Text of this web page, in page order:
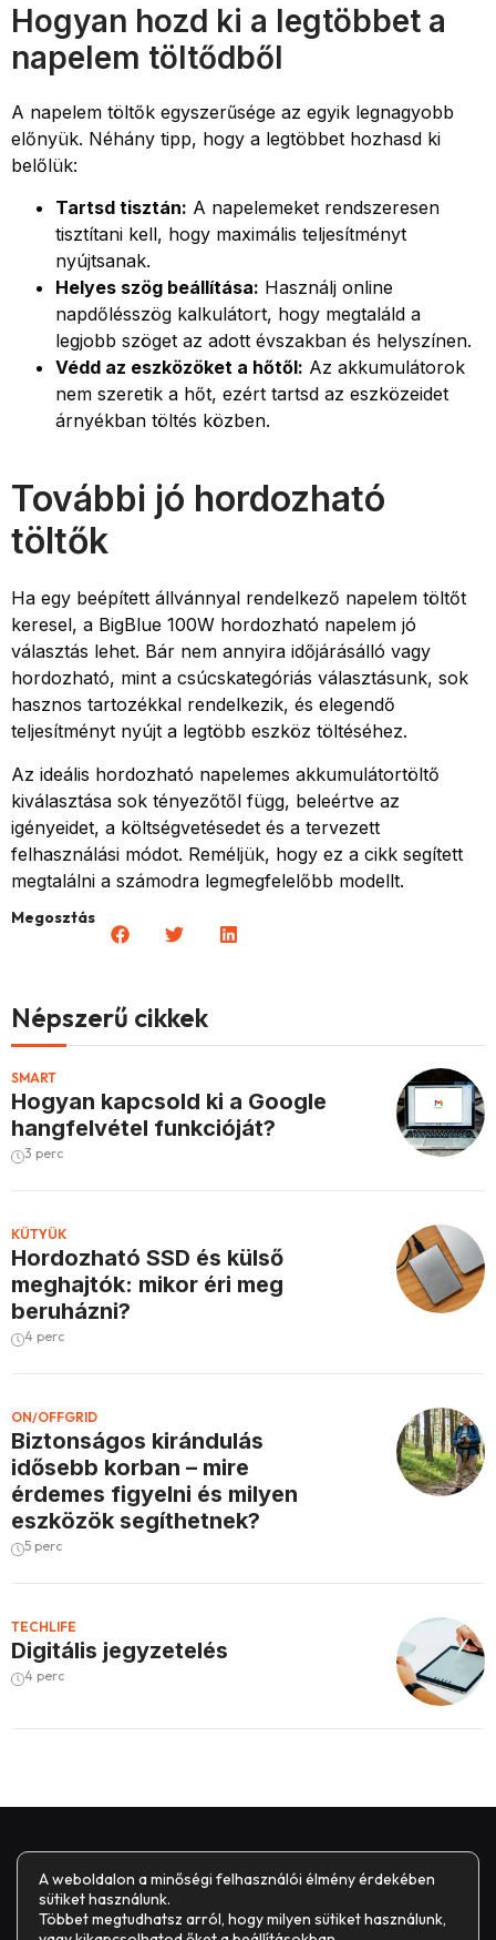
Hogyan hozd ki a legtöbbet a
napelem töltődből
A napelem töltők egyszerűsége az egyik legnagyobb
előnyük. Néhány tipp, hogy a legtöbbet hozhasd ki
belőlük:
Tartsd tisztán: A napelemeket rendszeresen
tisztítani kell, hogy maximális teljesítményt
nyújtsanak.
Helyes szög beállítása: Használj online
napdőlésszög kalkulátort, hogy megtaláld a
legjobb szöget az adott évszakban és helyszínen.
Védd az eszközöket a hőtől: Az akkumulátorok
nem szeretik a hőt, ezért tartsd az eszközeidet
árnyékban töltés közben.
További jó hordozható
töltők
Ha egy beépített állvánnyal rendelkező napelem töltőt
keresel, a BigBlue 100W hordozható napelem jó
választás lehet. Bár nem annyira időjárásálló vagy
hordozható, mint a csúcskategóriás választásunk, sok
hasznos tartozékkal rendelkezik, és elegendő
teljesítményt nyújt a legtöbb eszköz töltéséhez.
Az ideális hordozható napelemes akkumulátortöltő
kiválasztása sok tényezőtől függ, beleértve az
igényeidet, a költségvetésedet és a tervezett
felhasználási módot. Reméljük, hogy ez a cikk segített
megtalálni a számodra legmegfelelőbb modellt.
Megosztás
Népszerű cikkek
SMART
Hogyan kapcsold ki a Google
hangfelvétel funkcióját?
3 perc
KÜTYÜK
Hordozható SSD és külső
meghajtók: mikor éri meg
beruházni?
4 perc
ON/OFFGRID
Biztonságos kirándulás
idősebb korban – mire
érdemes figyelni és milyen
eszközök segíthetnek?
5 perc
TECHLIFE
Digitális jegyzetelés
4 perc
A weboldalon a minőségi felhasználói élmény érdekében
sütiket használunk.
Többet megtudhatsz arról, hogy milyen sütiket használunk,